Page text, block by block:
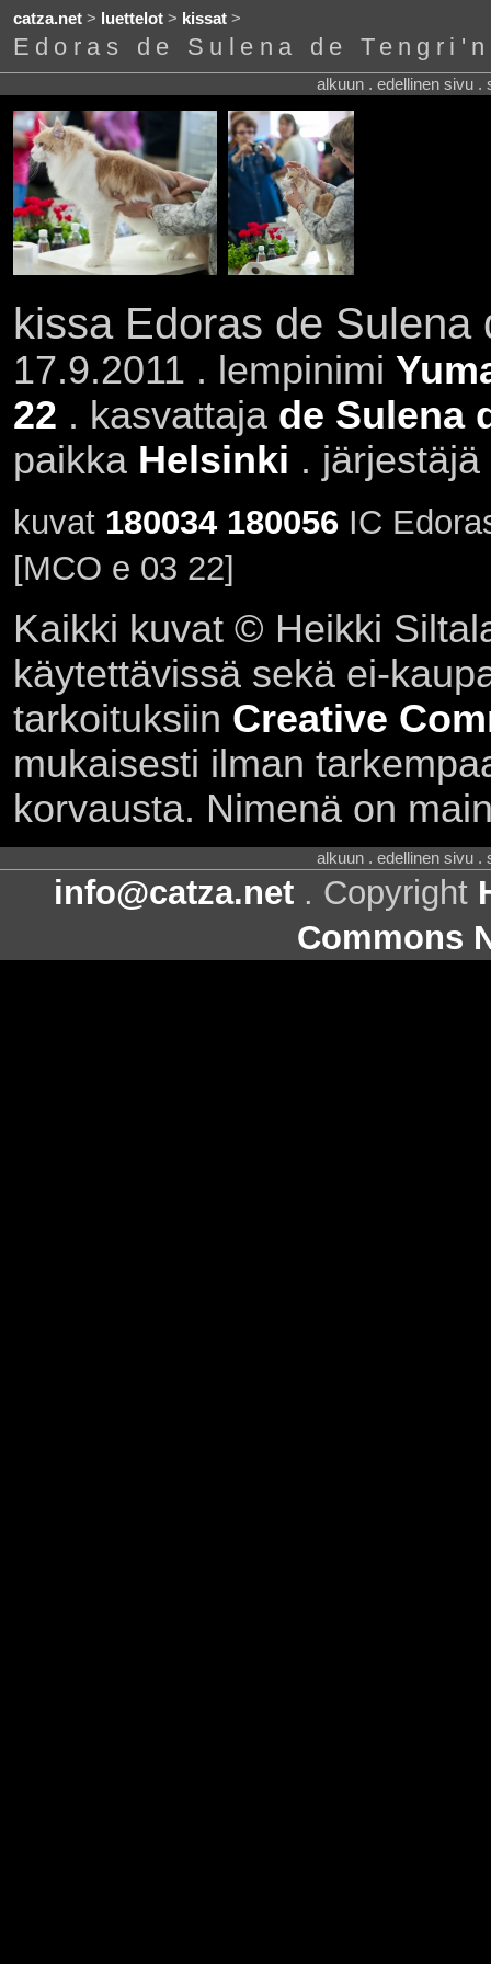
catza.net> luettelot> kissat>
Edoras de Sulena de
alkuun . edellinen sivu .
kissa Edoras de Sulena
17.9.2011 . lempinimi
22 . kasvattaja de Sulena
paikka Helsinki . järjestäjä
kuvat 180034 180056IC
[MCO e 03 22]
Kaikki kuvat © Heikki
käytettävissä sekä ei-
tarkoituksiin Creative
mukaisesti ilman
korvausta. Nimenä on
alkuun . edellinen sivu .
info@catza.net . Copyright
Commons